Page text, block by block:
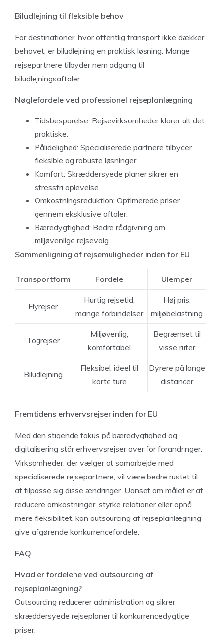
Biludlejning til fleksible behov
For destinationer, hvor offentlig transport ikke dækker
behovet, er biludlejning en praktisk løsning. Mange
rejsepartnere tilbyder nem adgang til
biludlejningsaftaler.
Nøglefordele ved professionel rejseplanlægning
Tidsbesparelse: Rejsevirksomheder klarer alt det
praktiske.
Pålidelighed: Specialiserede partnere tilbyder
fleksible og robuste løsninger.
Komfort: Skræddersyede planer sikrer en
stressfri oplevelse.
Omkostningsreduktion: Optimerede priser
gennem eksklusive aftaler.
Bæredygtighed: Bedre rådgivning om
miljøvenlige rejsevalg.
Sammenligning af rejsemuligheder inden for EU
Transportform Fordele Ulemper
Flyrejser
Hurtig rejsetid,
mange forbindelser
Høj pris,
miljøbelastning
Togrejser
Miljøvenlig,
komfortabel
Begrænset til
visse ruter
Biludlejning
Fleksibel, ideel til
korte ture
Dyrere på lange
distancer
Fremtidens erhvervsrejser inden for EU
Med den stigende fokus på bæredygtighed og
digitalisering står erhvervsrejser over for forandringer.
Virksomheder, der vælger at samarbejde med
specialiserede rejsepartnere, vil være bedre rustet til
at tilpasse sig disse ændringer. Uanset om målet er at
reducere omkostninger, styrke relationer eller opnå
mere fleksibilitet, kan outsourcing af rejseplanlægning
give afgørende konkurrencefordele.
FAQ
Hvad er fordelene ved outsourcing af
rejseplanlægning?
Outsourcing reducerer administration og sikrer
skræddersyede rejseplaner til konkurrencedygtige
priser.